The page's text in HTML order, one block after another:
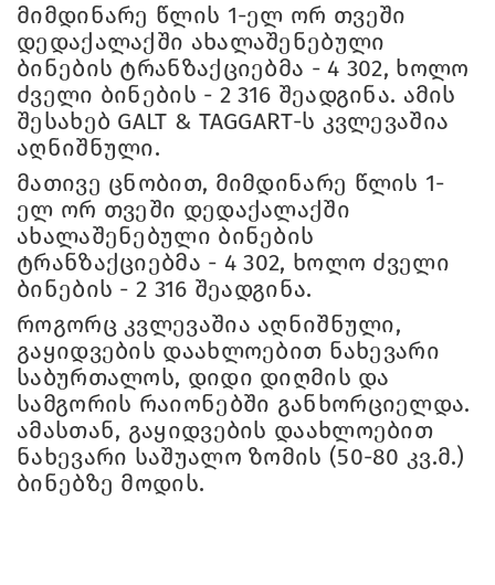
მიმდინარე წლის 1-ელ ორ თვეში
დედაქალაქში ახალაშენებული
ბინების ტრანზაქციებმა - 4 302, ხოლო
ძველი ბინების - 2 316 შეადგინა. ამის
შესახებ GALT & TAGGART-ს კვლევაშია
აღნიშნული.
მათივე ცნობით, მიმდინარე წლის 1-
ელ ორ თვეში დედაქალაქში
ახალაშენებული ბინების
ტრანზაქციებმა - 4 302, ხოლო ძველი
ბინების - 2 316 შეადგინა.
როგორც კვლევაშია აღნიშნული,
გაყიდვების დაახლოებით ნახევარი
საბურთალოს, დიდი დიღმის და
სამგორის რაიონებში განხორციელდა.
ამასთან, გაყიდვების დაახლოებით
ნახევარი საშუალო ზომის (50-80 კვ.მ.)
ბინებზე მოდის.